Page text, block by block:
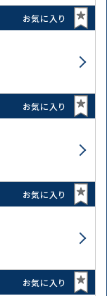
お気に入り
お気に入り
お気に入り
お気に入り